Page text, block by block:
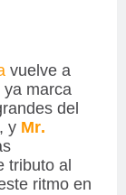
vuelve a
marca
del
y Mr.
tributo al
ritmo en